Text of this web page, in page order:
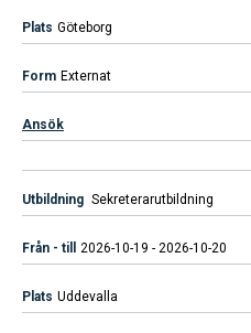
Göteborg
Externat
Ansök
Sekreterarutbildning
2026-10-19 - 2026-10-20
Uddevalla